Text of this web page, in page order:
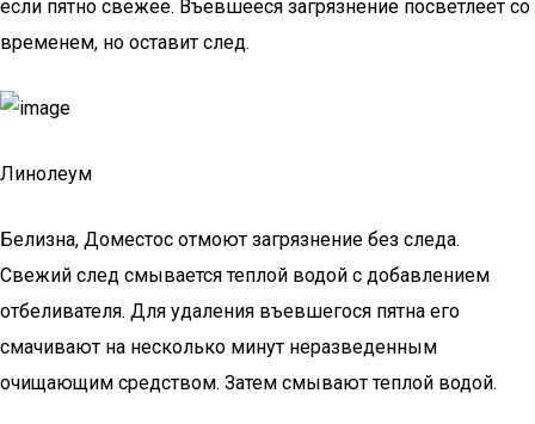
если пятно свежее. Въевшееся загрязнение посветлеет со
временем, но оставит след.
Линолеум
Белизна, Доместос отмоют загрязнение без следа.
Свежий след смывается теплой водой с добавлением
отбеливателя. Для удаления въевшегося пятна его
смачивают на несколько минут неразведенным
очищающим средством. Затем смывают теплой водой.